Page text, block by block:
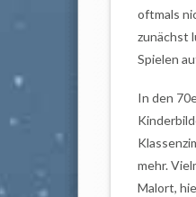
oftmals
zunächst
Spielen
In den
mehr.
Malort,